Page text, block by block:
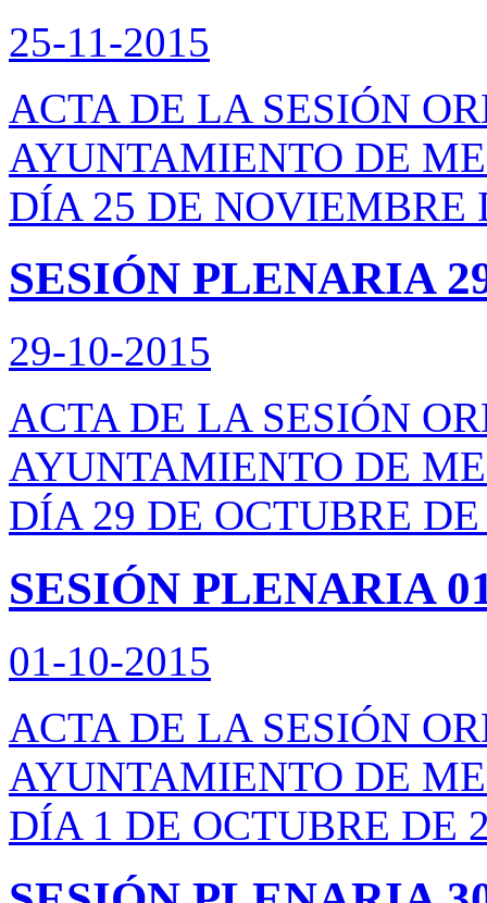
25-11-2015
ACTA DE LA SESIÓN
AYUNTAMIENTO DE
DÍA 25 DE NOVIEMBRE
SESIÓN PLENARIA
29-10-2015
ACTA DE LA SESIÓN
AYUNTAMIENTO DE
DÍA 29 DE OCTUBRE
SESIÓN PLENARIA
01-10-2015
ACTA DE LA SESIÓN
AYUNTAMIENTO DE
DÍA 1 DE OCTUBRE DE